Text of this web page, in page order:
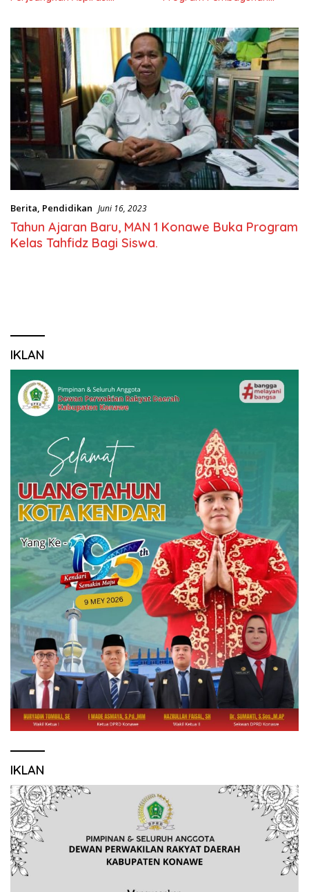
Berita, Pendidikan Juni 16, 2023
Tahun Ajaran Baru, MAN 1 Konawe Buka Program
Kelas Tahfidz Bagi Siswa.
IKLAN
IKLAN